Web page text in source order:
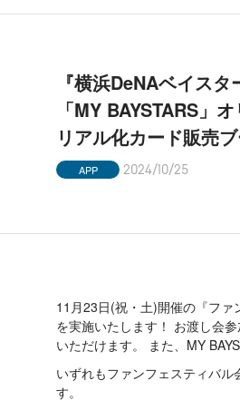
『横浜DeNAベイス
「MY BAYSTARS」
リアル化カード販売
APP 2024/10/25
11月23日(祝・土)開催の『ファ
を実施いたします！ お渡し会
いただけます。 また、MY
いずれもファンフェスティバ
す。